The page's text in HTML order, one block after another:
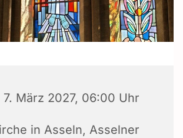
7. März 2027, 06:00 Uhr
in Asseln, Asselner